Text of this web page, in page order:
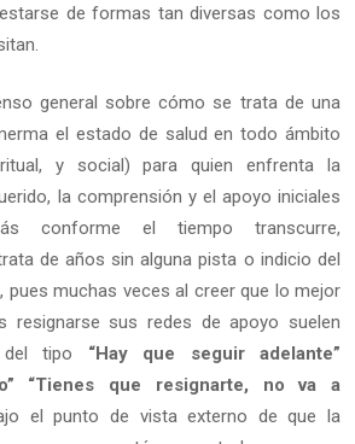
de formas tan diversas como los
general sobre cómo se trata de una
el estado de salud en todo ámbito
y social) para quien enfrenta la
la comprensión y el apoyo iniciales
conforme el tiempo transcurre,
de años sin alguna pista o indicio del
pues muchas veces al creer que lo mejor
resignarse sus redes de apoyo suelen
tipo “Hay que seguir adelante”
“Tienes que resignarte, no va a
el punto de vista externo de que la